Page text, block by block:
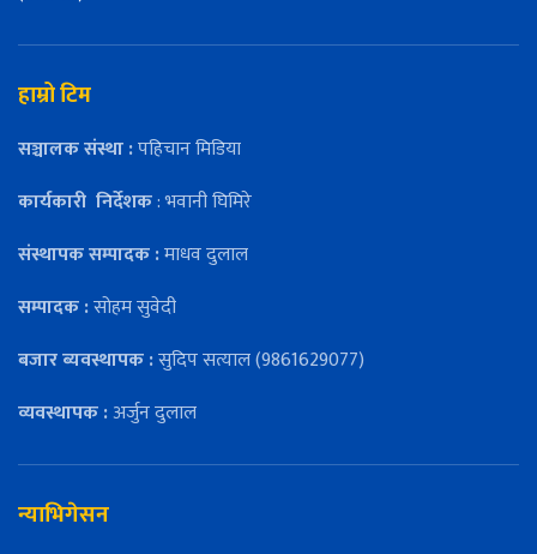
हाम्रो टिम
सञ्चालक संस्था :पहिचान मिडिया
कार्यकारी निर्देशक: भवानी घिमिरे
संस्थापक सम्पादक :माधव दुलाल
सम्पादक :सोहम सुवेदी
बजार ब्यवस्थापक :सुदिप सत्याल (9861629077)
व्यवस्थापक :अर्जुन दुलाल
न्याभिगेसन